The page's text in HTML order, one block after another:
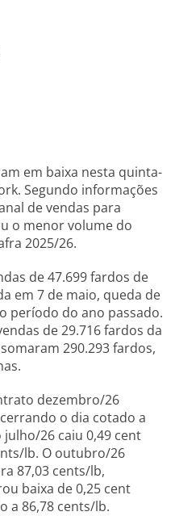
em baixa nesta quinta-
Segundo informações
de vendas para
o menor volume do
2025/26.
de 47.699 fardos de
em 7 de maio, queda de
período do ano passado.
de 29.716 fardos da
290.293 fardos,
dezembro/26
o dia cotado a
26 caiu 0,49 cent
lb. O outubro/26
87,03 cents/lb,
baixa de 0,25 cent
a 86,78 cents/lb.